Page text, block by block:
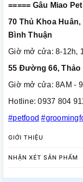
===== Gâu Miao
70 Thủ Khoa
Bình Thuận
Giờ mở cửa: 8-12h,
55 Đường 66,
Giờ mở cửa: 8AM -
Hotline: 0937 804
#petfood
GIỚI THIỆU
NHẬN XÉT SẢN PHẨM